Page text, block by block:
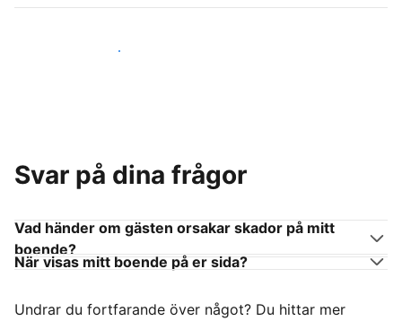
Anslut dig till andra värdar
Svar på dina frågor
Vad händer om gästen orsakar skador på mitt
boende?
När visas mitt boende på er sida?
Undrar du fortfarande över något? Du hittar mer